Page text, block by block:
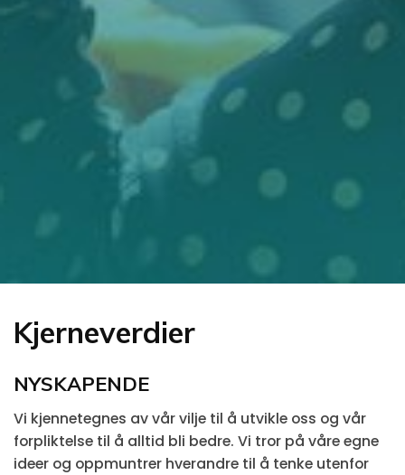
Kjerneverdier
NYSKAPENDE
Vi kjennetegnes av vår vilje til å utvikle oss og vår
forpliktelse til å alltid bli bedre. Vi tror på våre egne
ideer og oppmuntrer hverandre til å tenke utenfor